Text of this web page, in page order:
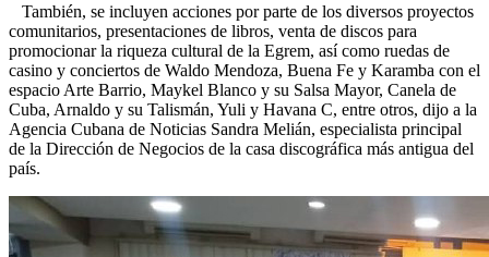
También, se incluyen acciones por parte de los diversos proyectos
comunitarios, presentaciones de libros, venta de discos para
promocionar la riqueza cultural de la Egrem, así como ruedas de
casino y conciertos de Waldo Mendoza, Buena Fe y Karamba con el
espacio Arte Barrio, Maykel Blanco y su Salsa Mayor, Canela de
Cuba, Arnaldo y su Talismán, Yuli y Havana C, entre otros, dijo a la
Agencia Cubana de Noticias Sandra Melián, especialista principal
de la Dirección de Negocios de la casa discográfica más antigua del
país.